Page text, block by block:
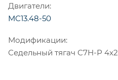
Двигатели:
MC13.48-50
Модификации:
Седельный тягач C7H-P 4х2